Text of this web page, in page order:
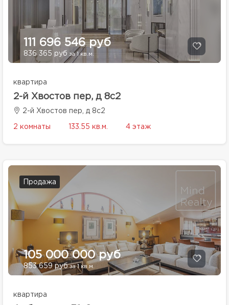
111 696 546 руб
836 365 руб за 1 кв.м.
квартира
2-й Хвостов пер, д 8с2
2-й Хвостов пер, д 8с2
2 комнаты 133.55 кв.м. 4 этаж
Продажа
105 000 000 руб
853 659 рубза 1 кв.м.
квартира